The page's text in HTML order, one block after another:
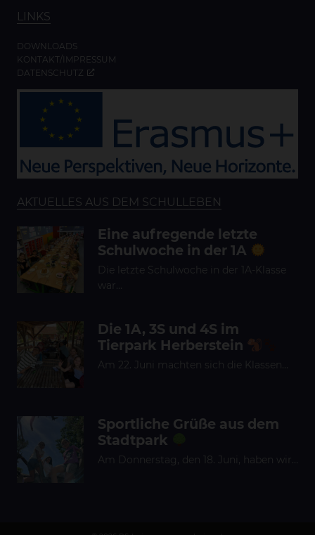
LINKS
DOWNLOADS
KONTAKT/IMPRESSUM
DATENSCHUTZ
AKTUELLES AUS DEM SCHULLEBEN
Eine aufregende letzte
Schulwoche in der 1A
Die letzte Schulwoche in der 1A-Klasse
war…
Die 1A, 3S und 4S im
Tierpark Herberstein
Am 22. Juni machten sich die Klassen…
Sportliche Grüße aus dem
Stadtpark
Am Donnerstag, den 18. Juni, haben wir…